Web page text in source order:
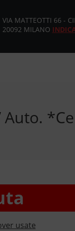
VIA MATTEOTTI 66 -
20092 MILANO
Auto.
usate